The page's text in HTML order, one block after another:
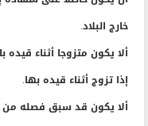
خارج البلاد.
ألا يكون متزوجا أثناء قيده
إذا تزوج أثناء قيده بها.
ألا يكون قد سبق فصله من